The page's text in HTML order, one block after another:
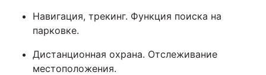
Навигация, трекинг. Функция поиска на
парковке.
Дистанционная охрана. Отслеживание
местоположения.